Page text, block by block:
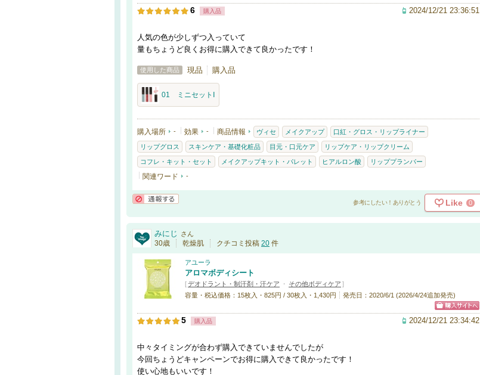
6 購入品 2024/12/21 23:36:51
人気の色が少しずつ入っていて
量もちょうど良くお得に購入できて良かったです！
使用した商品 現品 購入品
01 ミニセットⅠ
購入場所 - 効果 - 商品情報 ヴィセ メイクアップ 口紅・グロス・リップライナー
リップグロス スキンケア・基礎化粧品 目元・口元ケア リップケア・リップクリーム
コフレ・キット・セット メイクアップキット・パレット ヒアルロン酸 リッププランパー
関連ワード -
参考にしたい！ありがとう Like 0
みにじ さん
30歳 乾燥肌 クチコミ投稿 20 件
アユーラ
アロマボディシート
[デオドラント・制汗剤・汗ケア ・ その他ボディケア ]
容量・税込価格：15枚入・825円 / 30枚入・1,430円
発売日：2020/6/1 (2026/4/24追加発売)
5 購入品 2024/12/21 23:34:42
中々タイミングが合わず購入できていませんでしたが
今回ちょうどキャンペーンでお得に購入できて良かったです！
使い心地もいいです！